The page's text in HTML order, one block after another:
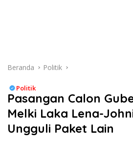
Beranda Politik
Politik
Pasangan Calon
Melki Laka Lena-
Ungguli Paket Lain